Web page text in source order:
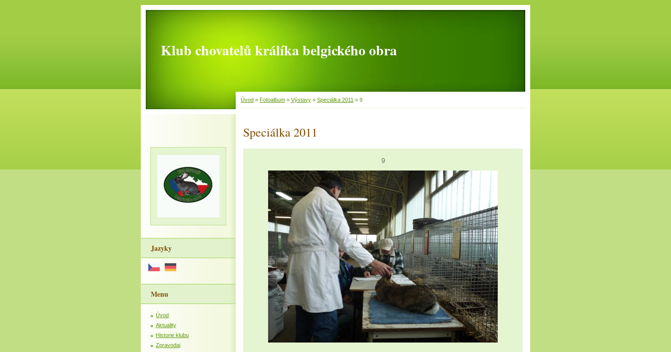
Klub chovatelů králíka belgického obra
Úvod » Fotoalbum » Výstavy » Speciálka 2011 » 9
Speciálka 2011
9
Jazyky
Menu
Úvod
Aktuality
Historie klubu
Zpravodaj